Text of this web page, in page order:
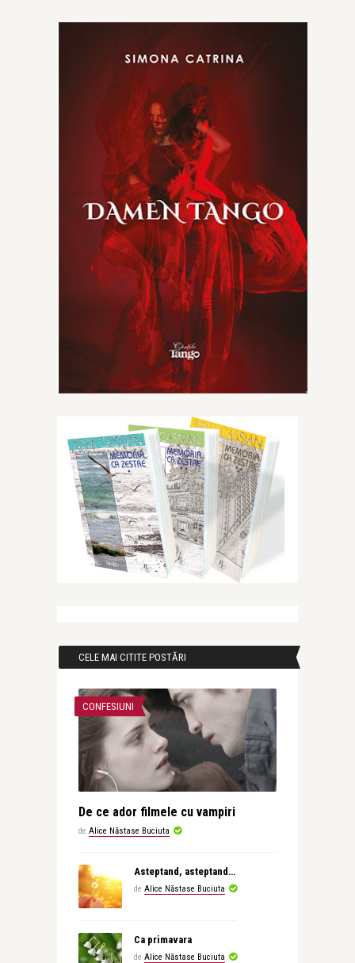
CELE MAI CITITE POSTĂRI
CONFESIUNI
De ce ador filmele cu vampiri
de Alice Năstase Buciuta
Asteptand, asteptand…
de Alice Năstase Buciuta
Ca primavara
de Alice Năstase Buciuta